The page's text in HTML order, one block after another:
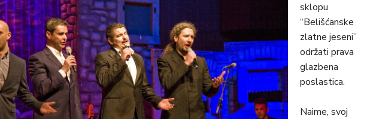
sklopu
“Belišćanske
zlatne jeseni”
održati prava
glazbena
poslastica.
Naime, svoj